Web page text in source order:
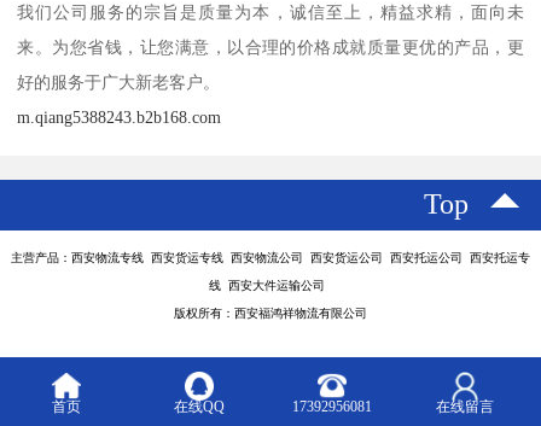
我们公司服务的宗旨是质量为本，诚信至上，精益求精，面向未
来。为您省钱，让您满意，以合理的价格成就质量更优的产品，更
好的服务于广大新老客户。
m.qiang5388243.b2b168.com
Top
主营产品：西安物流专线 西安货运专线 西安物流公司 西安货运公司 西安托运公司 西安托运专
线 西安大件运输公司
版权所有：西安福鸿祥物流有限公司
首页 在线QQ 17392956081 在线留言